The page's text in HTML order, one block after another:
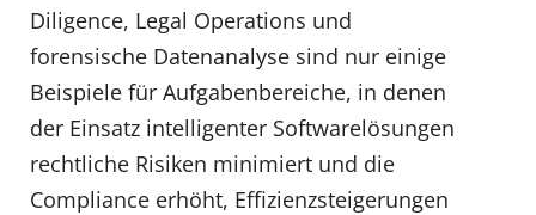
Diligence, Legal Operations und
forensische Datenanalyse sind nur einige
Beispiele für Aufgabenbereiche, in denen
der Einsatz intelligenter Softwarelösungen
rechtliche Risiken minimiert und die
Compliance erhöht, Effizienzsteigerungen